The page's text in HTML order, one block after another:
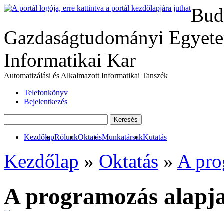
Gazdaságtudományi
Informatikai Kar
Automatizálási és Alkalmazott Informatikai Tanszék
Telefonkönyv
Bejelentkezés
KezdőlapRólunkOktatásMunkatársakKutatás
Kezdőlap » Oktatás » A
A programozás